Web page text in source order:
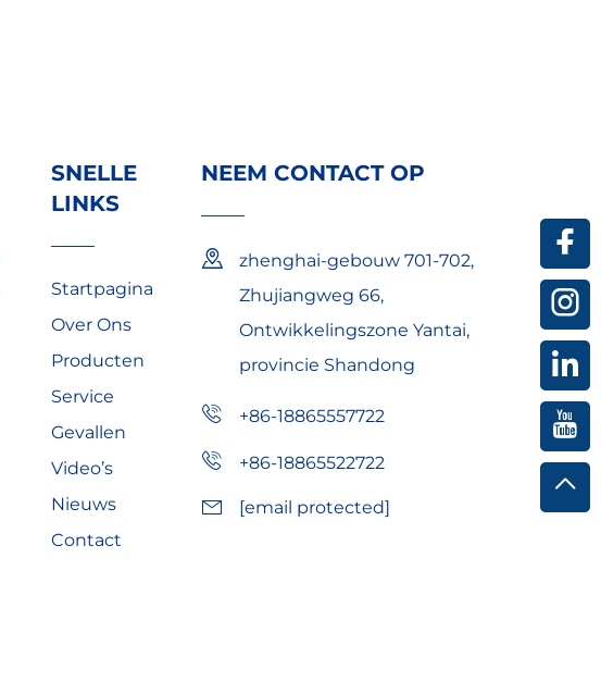
SNELLE
LINKS
Startpagina
Over Ons
Producten
Service
Gevallen
Video’s
Nieuws
Contact
NEEM CONTACT OP
zhenghai-gebouw 701-702,
Zhujiangweg 66,
Ontwikkelingszone Yantai,
provincie Shandong
+86-18865557722
+86-18865522722
[email protected]